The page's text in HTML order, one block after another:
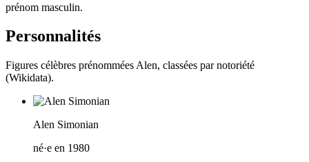
prénom masculin.
Personnalités
Figures célèbres prénommées Alen, classées par notoriété
(Wikidata).
Alen Simonian
né·e en 1980